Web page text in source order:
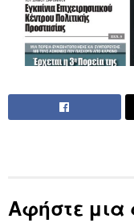
Αφήστε μια